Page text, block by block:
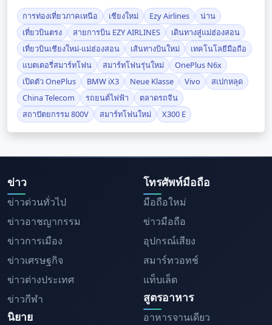
การท่องเที่ยวภาคเหนือ เชียงใหม่ Ezy Airlines
น่าน
เที่ยวบินตรง
สายการบิน EZY AIRLINES
เดินทางสู่แม่ฮ่องสอน
เที่ยวบินเชียงใหม่-แม่ฮ่องสอน
เส้นทางบินใหม่
เทคโนโลยีมือถือ
แบตเตอรี่สมาร์ทโฟน
สมาร์ทโฟนรุ่นใหม่
OnePlus N6x
เปิดตัว OnePlus
BMW iX3 Neue Klasse Vivo
สเปกหลุด
China Telecom
รถยนต์ไฟฟ้า
ตลาดรถจีน
สถาปัตยกรรม 800V
สมาร์ทโฟนใหม่ X300 E
ข่าว
ข่าวด่วนทั่วไป
ข่าวอาชญากรรม
ข่าวการเมือง
ข่าวเศรษฐกิจ
ข่าวต่างประเทศ
ข่าวกีฬา
นิยาย
โทรศัพท์มือถือ
มือถือใหม่
ข่าวมือถือ
อุปกรณ์เสียง
สมาร์ทวอทช์
แท็บเล็ต
สูตรอาหาร
อาหารจานเดียว